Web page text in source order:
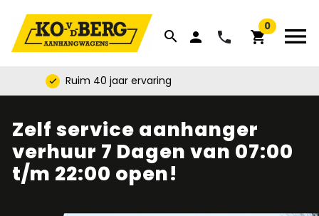
search person phone shopping_cart
0 menu
check Ruim 40 jaar ervaring
Zelf service aanhanger
verhuur 7 Dagen van 07:00
t/m 22:00 open!